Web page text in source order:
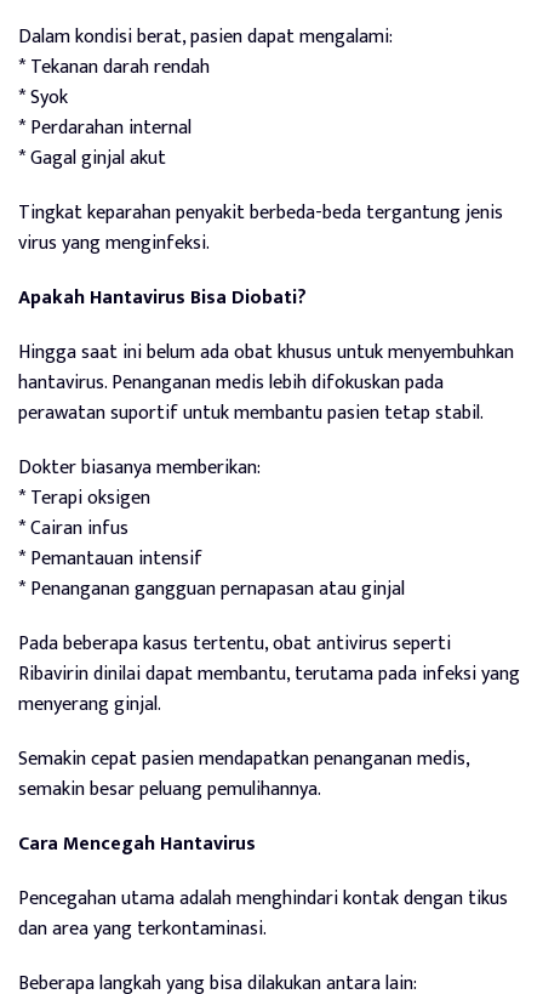
Dalam kondisi berat, pasien dapat mengalami:
* Tekanan darah rendah
* Syok
* Perdarahan internal
* Gagal ginjal akut
Tingkat keparahan penyakit berbeda-beda tergantung jenis
virus yang menginfeksi.
Apakah Hantavirus Bisa Diobati?
Hingga saat ini belum ada obat khusus untuk menyembuhkan
hantavirus. Penanganan medis lebih difokuskan pada
perawatan suportif untuk membantu pasien tetap stabil.
Dokter biasanya memberikan:
* Terapi oksigen
* Cairan infus
* Pemantauan intensif
* Penanganan gangguan pernapasan atau ginjal
Pada beberapa kasus tertentu, obat antivirus seperti
Ribavirin dinilai dapat membantu, terutama pada infeksi yang
menyerang ginjal.
Semakin cepat pasien mendapatkan penanganan medis,
semakin besar peluang pemulihannya.
Cara Mencegah Hantavirus
Pencegahan utama adalah menghindari kontak dengan tikus
dan area yang terkontaminasi.
Beberapa langkah yang bisa dilakukan antara lain: